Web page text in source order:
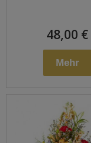
48,00 €
Mehr